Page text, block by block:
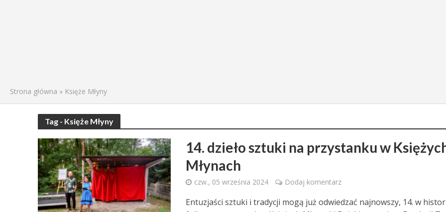
Strona główna » Księże Młyny
Tag - Księże Młyny
14. dzieło sztuki na przystanku w
Młynach
czw., 05 września 2024 Dodaj komentarz
Entuzjaści sztuki i tradycji mogą już odwiedzać najnowszy, 14. w